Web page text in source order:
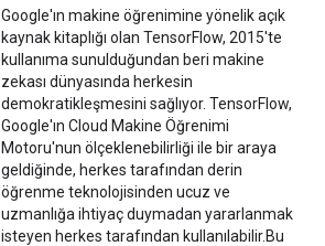
Google'ın makine öğrenimine yönelik açık
kaynak kitaplığı olan TensorFlow, 2015'te
kullanıma sunulduğundan beri makine
zekası dünyasında herkesin
demokratikleşmesini sağlıyor. TensorFlow,
Google'ın Cloud Makine Öğrenimi
Motoru'nun ölçeklenebilirliği ile bir araya
geldiğinde, herkes tarafından derin
öğrenme teknolojisinden ucuz ve
uzmanlığa ihtiyaç duymadan yararlanmak
isteyen herkes tarafından kullanılabilir.Bu